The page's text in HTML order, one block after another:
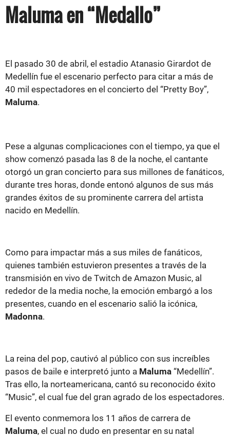
Maluma en “Medallo”
El pasado 30 de abril, el estadio Atanasio Girardot de
Medellín fue el escenario perfecto para citar a más de
40 mil espectadores en el concierto del “Pretty Boy”,
Maluma.
Pese a algunas complicaciones con el tiempo, ya que el
show comenzó pasada las 8 de la noche, el cantante
otorgó un gran concierto para sus millones de fanáticos,
durante tres horas, donde entonó algunos de sus más
grandes éxitos de su prominente carrera del artista
nacido en Medellín.
Como para impactar más a sus miles de fanáticos,
quienes también estuvieron presentes a través de la
transmisión en vivo de Twitch de Amazon Music, al
rededor de la media noche, la emoción embargó a los
presentes, cuando en el escenario salió la icónica,
Madonna.
La reina del pop, cautivó al público con sus increíbles
pasos de baile e interpretó junto a Maluma “Medellín”.
Tras ello, la norteamericana, cantó su reconocido éxito
“Music”, el cual fue del gran agrado de los espectadores.
El evento conmemora los 11 años de carrera de
Maluma, el cual no dudo en presentar en su natal